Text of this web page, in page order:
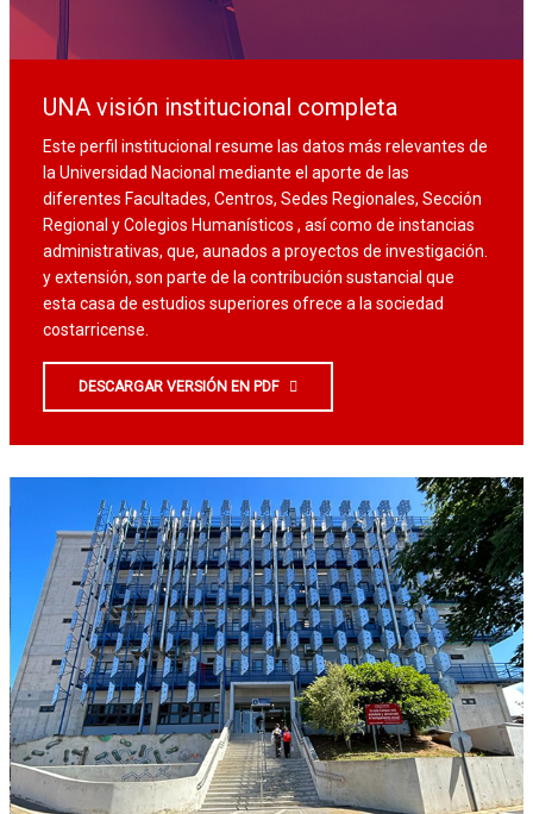
UNA visión institucional completa
Este perfil institucional resume las datos más relevantes de
la Universidad Nacional mediante el aporte de las
diferentes Facultades, Centros, Sedes Regionales, Sección
Regional y Colegios Humanísticos , así como de instancias
administrativas, que, aunados a proyectos de investigación.
y extensión, son parte de la contribución sustancial que
esta casa de estudios superiores ofrece a la sociedad
costarricense.
DESCARGAR VERSIÓN EN PDF